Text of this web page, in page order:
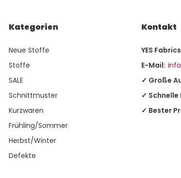
Kategorien
Neue Stoffe
Stoffe
SALE
Schnittmuster
Kurzwaren
Frühling/Sommer
Herbst/Winter
Defekte
Kontakt
YES Fabrics
E-Mail:
✓ Große
✓ Schnelle
✓ Bester